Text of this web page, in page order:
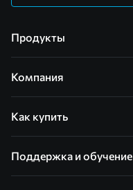
Продукты
Компания
Как купить
Поддержка и обучение